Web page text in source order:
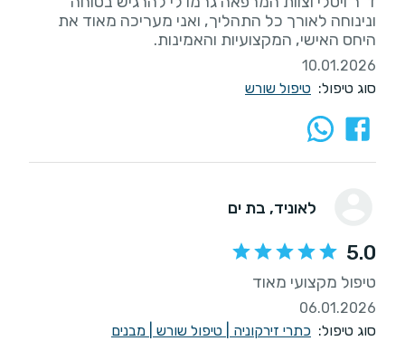
ונינוחה לאורך כל התהליך, ואני מעריכה מאוד את
היחס האישי, המקצועיות והאמינות.
10.01.2026
סוג טיפול: טיפול שורש
לאוניד, בת ים
5.0
טיפול מקצועי מאוד
06.01.2026
סוג טיפול: כתרי זירקוניה טיפול שורש מבנים